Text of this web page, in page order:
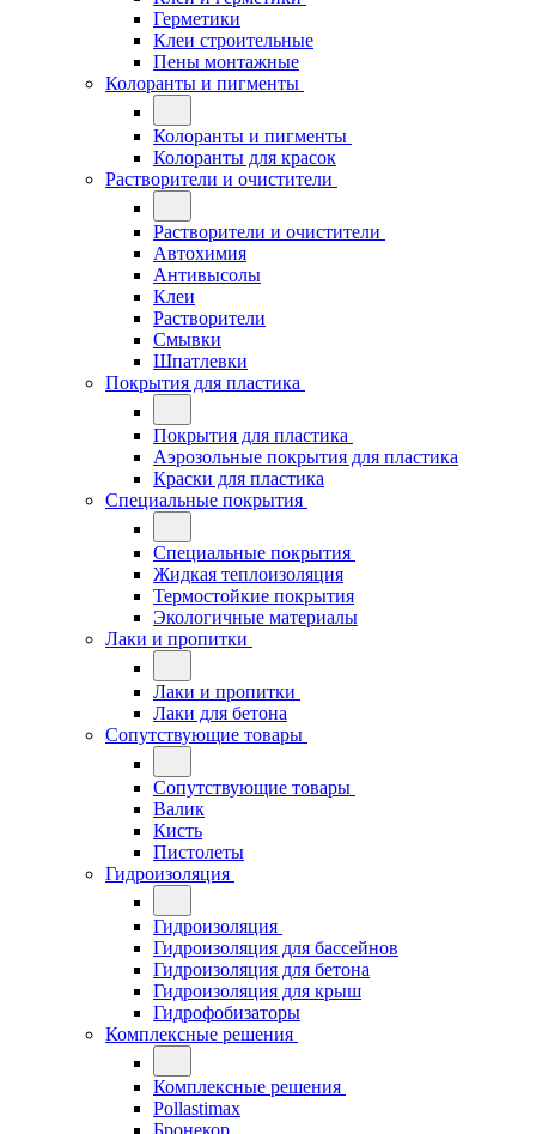
Герметики
Клеи строительные
Пены монтажные
Колоранты и пигменты
Колоранты и пигменты
Колоранты для красок
Растворители и очистители
Растворители и очистители
Автохимия
Антивысолы
Клеи
Растворители
Смывки
Шпатлевки
Покрытия для пластика
Покрытия для пластика
Аэрозольные покрытия для пластика
Краски для пластика
Специальные покрытия
Специальные покрытия
Жидкая теплоизоляция
Термостойкие покрытия
Экологичные материалы
Лаки и пропитки
Лаки и пропитки
Лаки для бетона
Сопутствующие товары
Сопутствующие товары
Валик
Кисть
Пистолеты
Гидроизоляция
Гидроизоляция
Гидроизоляция для бассейнов
Гидроизоляция для бетона
Гидроизоляция для крыш
Гидрофобизаторы
Комплексные решения
Комплексные решения
Pollastimax
Бронекор